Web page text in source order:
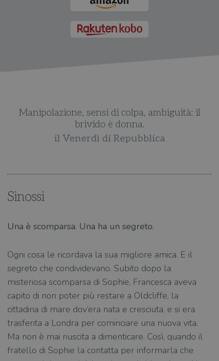
Manipolazione, sensi di colpa, ambiguità: il
brivido è donna.
il Venerdì di Repubblica
Sinossi
Una è scomparsa. Una ha un segreto.
Ogni cosa le ricordava la sua migliore amica. E il
segreto che condividevano. Subito dopo la
misteriosa scomparsa di Sophie, Francesca aveva
capito di non poter più restare a Oldcliffe, la
cittadina di mare dov’era nata e cresciuta, e si era
trasferita a Londra per cominciare una nuova vita.
Ma non è mai riuscita a dimenticare. Così, quando il
fratello di Sophie la contatta per informarla che